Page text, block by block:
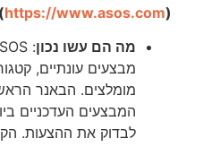
https://www.asos.com):
מה הם עשו נכון
מבצעים עונתיים,
מומלצים. הבאנר
המבצעים העדכניים
לבדוק את ההצעות.